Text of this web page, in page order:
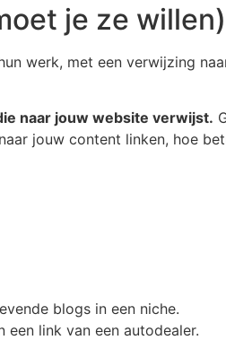
je ze
werk, met een verwijzing
naar jouw website verwijst.
jouw content linken, hoe
blogs in een niche.
link van een autodealer.